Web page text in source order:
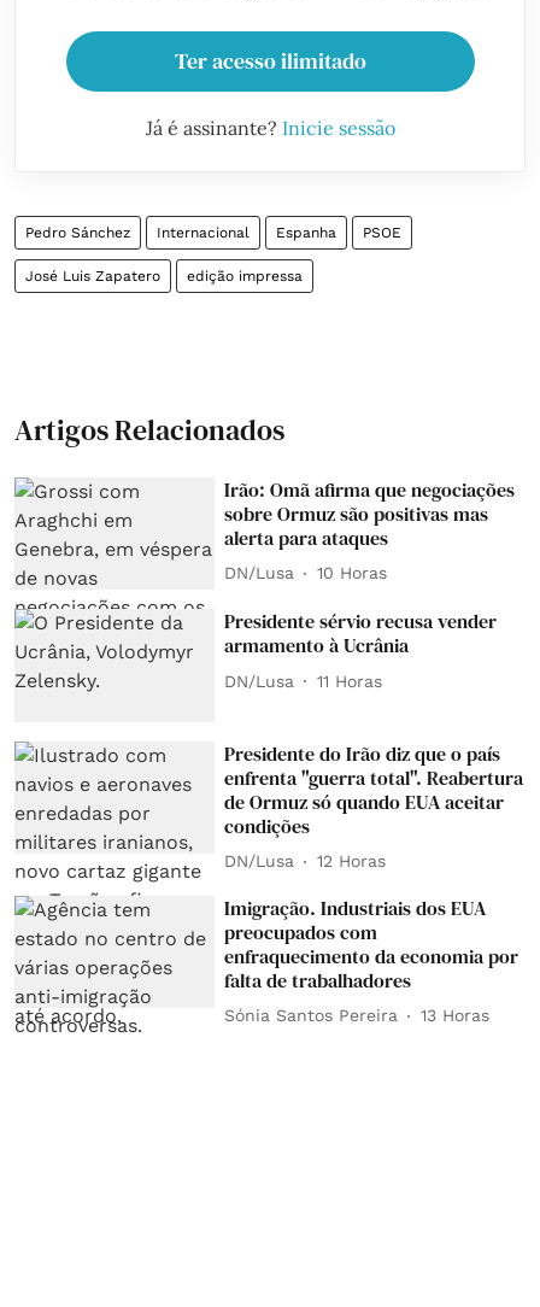
Ter acesso ilimitado
Já é assinante? Inicie sessão
Pedro Sánchez Internacional Espanha PSOE
José Luis Zapatero edição impressa
Artigos Relacionados
Irão: Omã afirma que negociações
sobre Ormuz são positivas mas
alerta para ataques
DN/Lusa 10 Horas
Presidente sérvio recusa vender
armamento à Ucrânia
DN/Lusa 11 Horas
Presidente do Irão diz que o país
enfrenta "guerra total". Reabertura
de Ormuz só quando EUA aceitar
condições
DN/Lusa 12 Horas
Imigração. Industriais dos EUA
preocupados com
enfraquecimento da economia por
falta de trabalhadores
Sónia Santos Pereira 13 Horas